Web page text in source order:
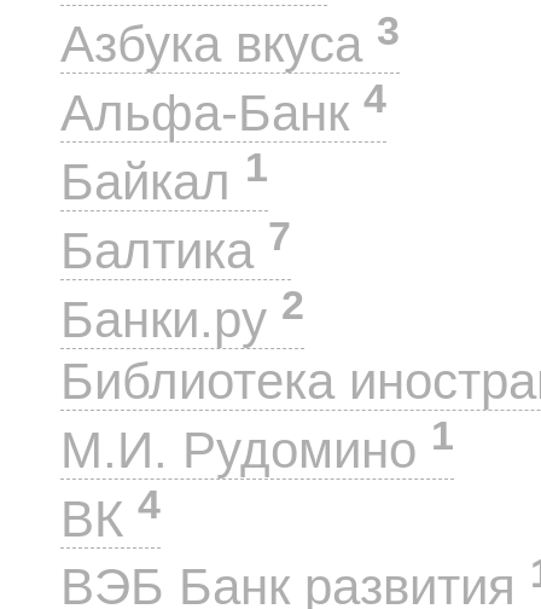
Азбука вкуса 3
Альфа-Банк 4
Байкал 1
Балтика 7
Банки.ру 2
Библиотека
М.И. Рудомино 1
ВК 4
ВЭБ Банк развития